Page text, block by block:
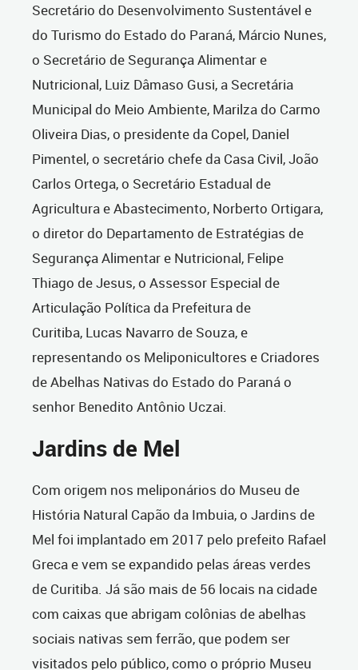
Secretário do Desenvolvimento Sustentável e
do Turismo do Estado do Paraná, Márcio Nunes,
o Secretário de Segurança Alimentar e
Nutricional, Luiz Dâmaso Gusi, a Secretária
Municipal do Meio Ambiente, Marilza do Carmo
Oliveira Dias, o presidente da Copel, Daniel
Pimentel, o secretário chefe da Casa Civil, João
Carlos Ortega, o Secretário Estadual de
Agricultura e Abastecimento, Norberto Ortigara,
o diretor do Departamento de Estratégias de
Segurança Alimentar e Nutricional, Felipe
Thiago de Jesus, o Assessor Especial de
Articulação Política da Prefeitura de
Curitiba, Lucas Navarro de Souza, e
representando os Meliponicultores e Criadores
de Abelhas Nativas do Estado do Paraná o
senhor Benedito Antônio Uczai.
Jardins de Mel
Com origem nos meliponários do Museu de
História Natural Capão da Imbuia, o Jardins de
Mel foi implantado em 2017 pelo prefeito Rafael
Greca e vem se expandido pelas áreas verdes
de Curitiba. Já são mais de 56 locais na cidade
com caixas que abrigam colônias de abelhas
sociais nativas sem ferrão, que podem ser
visitados pelo público, como o próprio Museu